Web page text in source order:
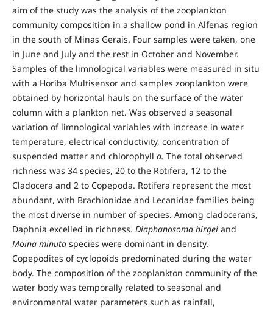
aim of the study was the analysis of the zooplankton
community composition in a shallow pond in Alfenas region
in the south of Minas Gerais. Four samples were taken, one
in June and July and the rest in October and November.
Samples of the limnological variables were measured in situ
with a Horiba Multisensor and samples zooplankton were
obtained by horizontal hauls on the surface of the water
column with a plankton net. Was observed a seasonal
variation of limnological variables with increase in water
temperature, electrical conductivity, concentration of
suspended matter and chlorophyll a. The total observed
richness was 34 species, 20 to the Rotifera, 12 to the
Cladocera and 2 to Copepoda. Rotifera represent the most
abundant, with Brachionidae and Lecanidae families being
the most diverse in number of species. Among cladocerans,
Daphnia excelled in richness. Diaphanosoma birgeiand
Moina minutaspecies were dominant in density.
Copepodites of cyclopoids predominated during the water
body. The composition of the zooplankton community of the
water body was temporally related to seasonal and
environmental water parameters such as rainfall,